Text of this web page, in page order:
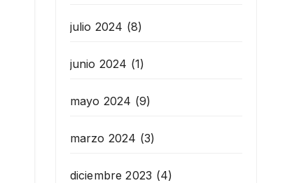
julio 2024 (8)
junio 2024 (1)
mayo 2024 (9)
marzo 2024 (3)
diciembre 2023 (4)